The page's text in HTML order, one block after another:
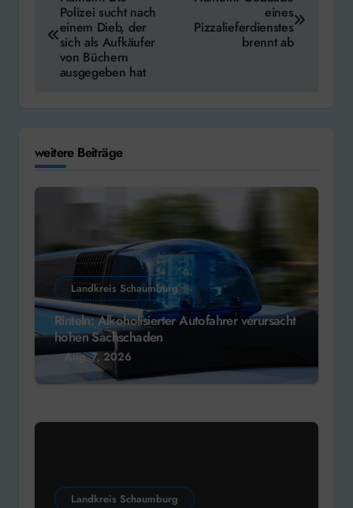
Polizei sucht nach
einem Dieb, der
sich als Aufkäufer
von Büchern
ausgegeben hat
eines
Pizzalieferdienstes
brennt ab
weitere Beiträge
Landkreis Schaumburg
Rinteln: Alkoholisierter Autofahrer verursacht
hohen Sachschaden
Aug. 7, 2026
Landkreis Schaumburg